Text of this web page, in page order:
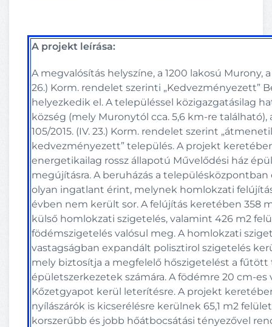
A projekt leírása:
A megvalósítás helyszíne, a 1200 lakosú Murony, a
26.) Korm. rendelet szerinti „Kedvezményezett”
helyezkedik el. A településsel közigazgatásilag
község (mely Muronytól cca. 5,6 km-re található),
105/2015. (IV. 23.) Korm. rendelet szerint
kedvezményezett” település. A projekt
energetikailag rossz állapotú Művelődési ház
megújításra. A beruházás a
olyan ingatlant érint, melynek homlokzati
évben nem került sor. A felújítás keretében 358
külső homlokzati szigetelés, valamint 426 m2
födémszigetelés valósul meg. A homlokzati
vastagságban expandált polisztirol szigetelés
mely biztosítja a megfelelő hőszigetelést a
épületszerkezetek számára. A födémre 20 cm-es
Kőzetgyapot kerül leterítésre. A projekt
nyílászárók is kicserélésre kerülnek 65,1 m2
korszerűbb és jobb hőátbocsátási tényezővel